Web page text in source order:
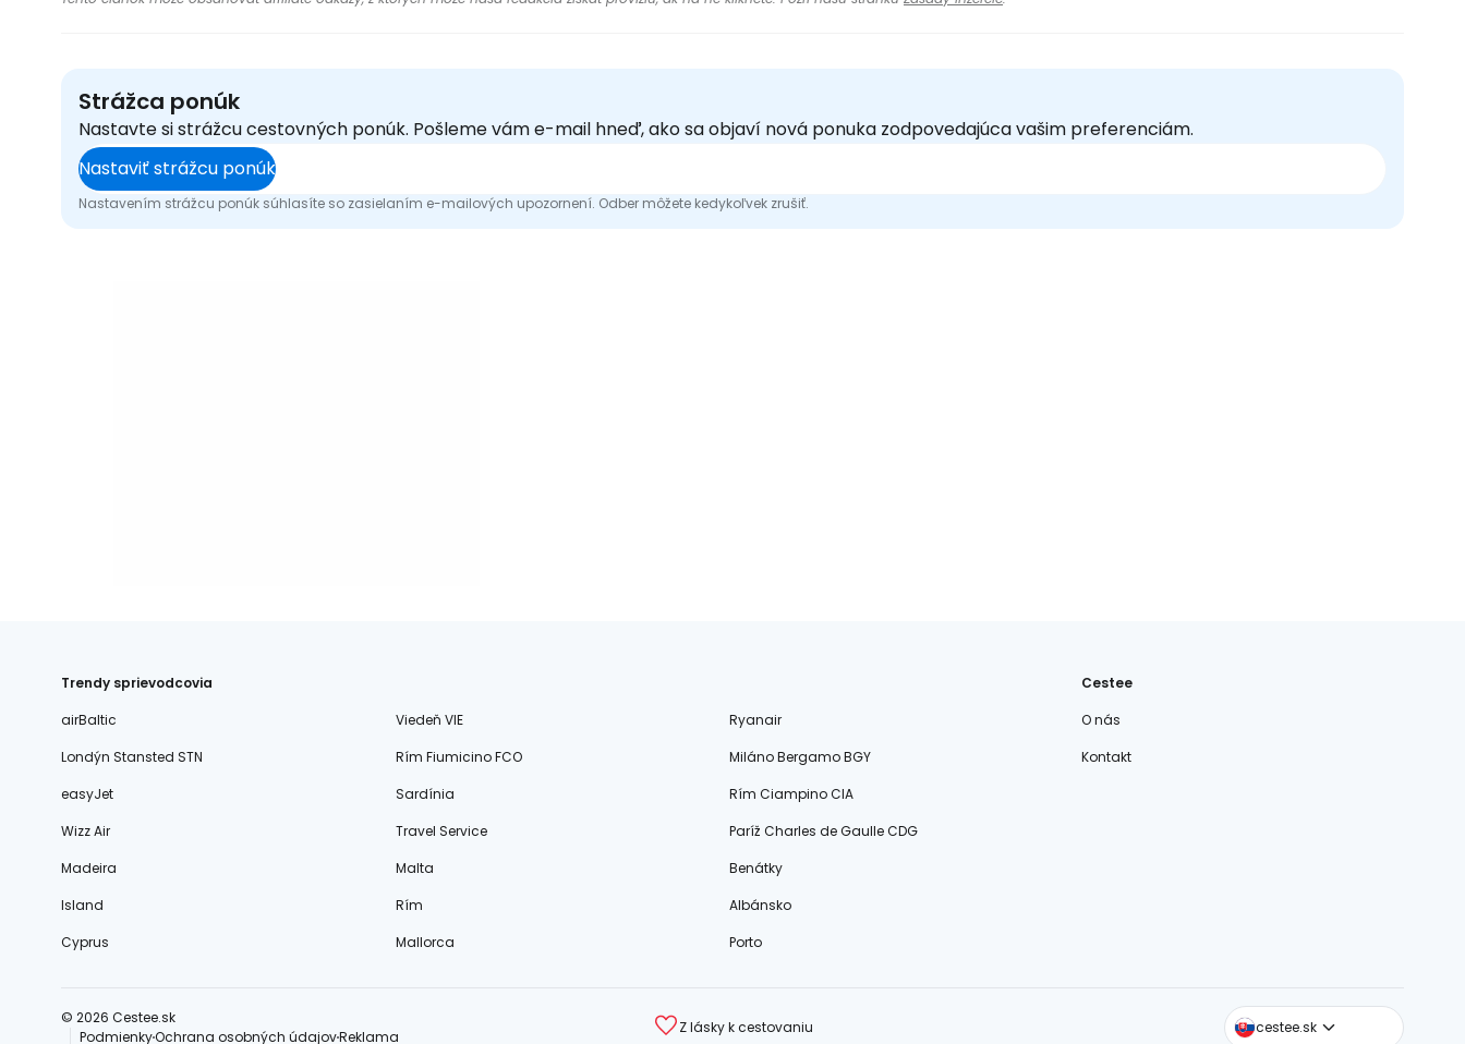
Strážca ponúk
Nastavte si strážcu cestovných ponúk. Pošleme vám e-mail hneď, ako sa objaví nová ponuka zodpovedajúca vašim preferenciám.
Nastaviť strážcu ponúk
Nastavením strážcu ponúk súhlasíte so zasielaním e-mailových upozornení. Odber môžete kedykoľvek zrušiť.
Trendy sprievodcovia
airBaltic
Viedeň VIE
Ryanair
Londýn Stansted STN
Rím Fiumicino FCO
Miláno Bergamo BGY
easyJet
Sardínia
Rím Ciampino CIA
Wizz Air
Travel Service
Paríž Charles de Gaulle CDG
Madeira
Malta
Benátky
Island
Rím
Albánsko
Cyprus
Mallorca Porto
Cestee
O nás
Kontakt
© 2026 Cestee.sk
PodmienkyOchrana osobných údajovReklama
Z lásky k cestovaniu cestee.sk
cestee.com